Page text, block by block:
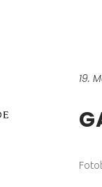
19.